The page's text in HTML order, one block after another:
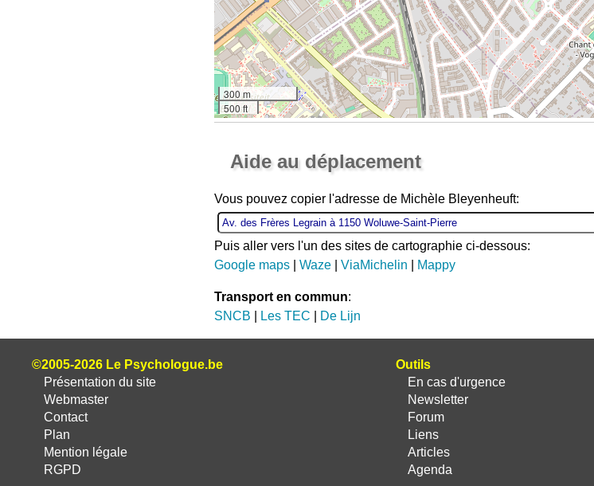
300 m
500 ft
Aide au déplacement
Vous pouvez copier l'adresse de Michèle Bleyenheuft:
Puis aller vers l'un des sites de cartographie ci-dessous:
Google maps| Waze| ViaMichelin Mappy
Transport en commun:
SNCB
Les TEC De Lijn
©2005-2026 Le Psychologue.be
Présentation du site
Webmaster
Contact
Plan
Mention légale
RGPD
Outils
En cas d'urgence
Newsletter
Forum
Liens
Articles
Agenda